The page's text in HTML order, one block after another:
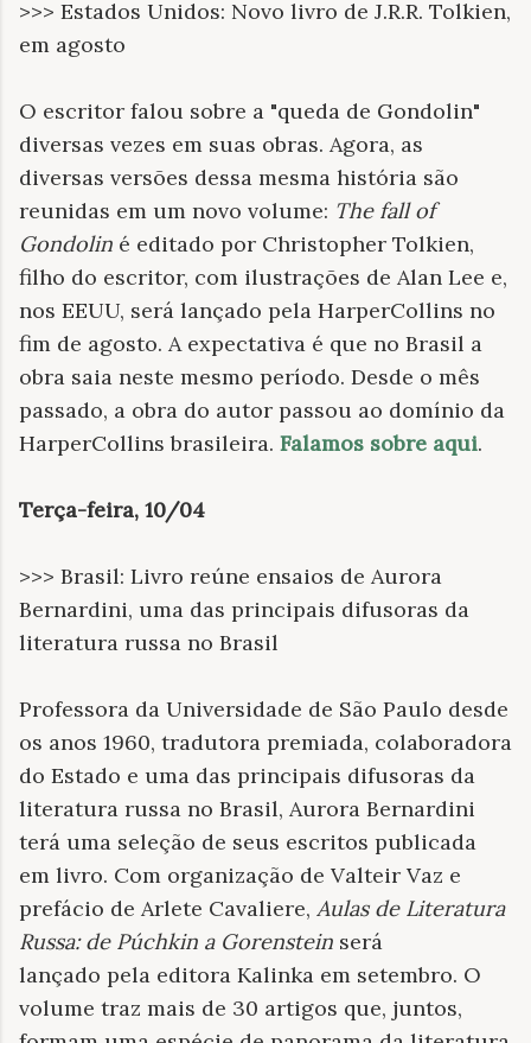
>>> Estados Unidos: Novo livro de J.R.R. Tolkien,
em agosto
O escritor falou sobre a "queda de Gondolin"
diversas vezes em suas obras. Agora, as
diversas versões dessa mesma história são
reunidas em um novo volume: The fall of
Gondolin é editado por Christopher Tolkien,
filho do escritor, com ilustrações de Alan Lee e,
nos EEUU, será lançado pela HarperCollins no
fim de agosto. A expectativa é que no Brasil a
obra saia neste mesmo período. Desde o mês
passado, a obra do autor passou ao domínio da
HarperCollins brasileira. Falamos sobre aqui.
Terça-feira, 10/04
>>> Brasil: Livro reúne ensaios de Aurora
Bernardini, uma das principais difusoras da
literatura russa no Brasil
Professora da Universidade de São Paulo desde
os anos 1960, tradutora premiada, colaboradora
do Estado e uma das principais difusoras da
literatura russa no Brasil, Aurora Bernardini
terá uma seleção de seus escritos publicada
em livro. Com organização de Valteir Vaz e
prefácio de Arlete Cavaliere, Aulas de Literatura
Russa: de Púchkin a Gorenstein será
lançado pela editora Kalinka em setembro. O
volume traz mais de 30 artigos que, juntos,